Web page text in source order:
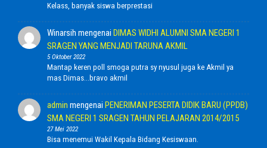
Kelass, banyak siswa berprestasi
Winarsih mengenai DIMAS WIDHI ALUMNI SMA NEGERI 1
SRAGEN YANG MENJADI TARUNA AKMIL
5 Oktober 2022
Mantap keren poll smoga putra sy nyusul juga ke Akmil ya
mas Dimas...bravo akmil
admin mengenai PENERIMAN PESERTA DIDIK BARU (PPDB)
SMA NEGERI 1 SRAGEN TAHUN PELAJARAN 2014/2015
27 Mei 2022
Bisa menemui Wakil Kepala Bidang Kesiswaan.